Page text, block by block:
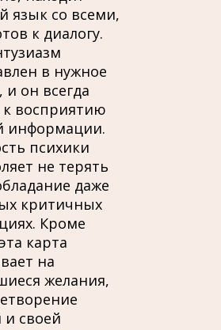
язык со всеми,
к диалогу.
в нужное
и он всегда
к восприятию
информации.
психики
не терять
даже
критичных
Кроме
карта
на
желания,
и своей